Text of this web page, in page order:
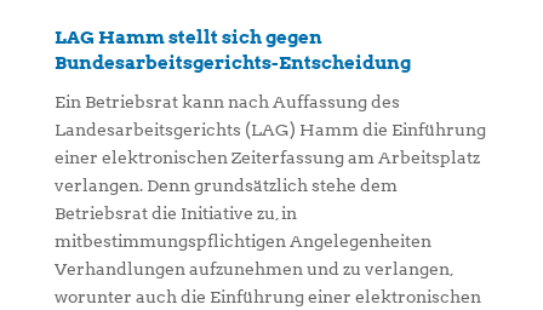
LAG Hamm stellt sich gegen
Bundesarbeitsgerichts-Entscheidung
Ein Betriebsrat kann nach Auffassung des
Landesarbeitsgerichts (LAG) Hamm die Einführung
einer elektronischen Zeiterfassung am Arbeitsplatz
verlangen. Denn grundsätzlich stehe dem
Betriebsrat die Initiative zu, in
mitbestimmungspflichtigen Angelegenheiten
Verhandlungen aufzunehmen und zu verlangen,
worunter auch die Einführung einer elektronischen